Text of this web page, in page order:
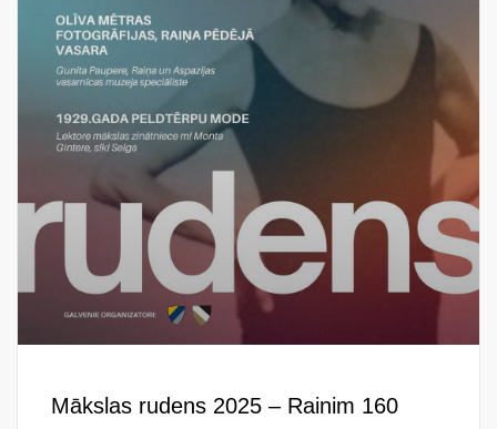
Mākslas rudens 2025 – Rainim 160